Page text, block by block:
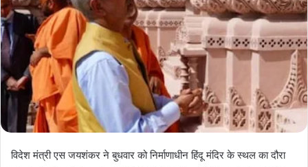
विदेश मंत्री एस जयशंकर ने बुधवार को निर्माणाधीन हिंदू मंदिर के स्थल का दौरा